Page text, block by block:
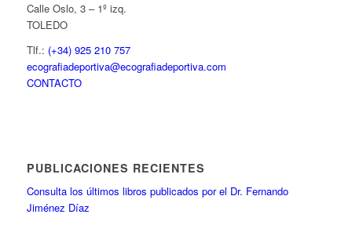
Calle Oslo, 3 – 1º izq.
TOLEDO
Tlf.: (+34) 925 210 757
ecografiadeportiva@ecografiadeportiva.com
CONTACTO
PUBLICACIONES RECIENTES
Consulta los últimos libros publicados por el Dr. Fernando
Jiménez Díaz